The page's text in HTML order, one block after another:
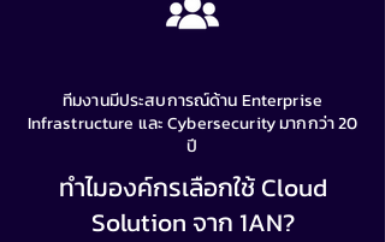
ทีมงานมีประสบการณ์ด้าน Enterprise
Infrastructure และ Cybersecurity มากกว่า 20
ปี
ทำไมองค์กรเลือกใช้ Cloud
Solution จาก 1AN?